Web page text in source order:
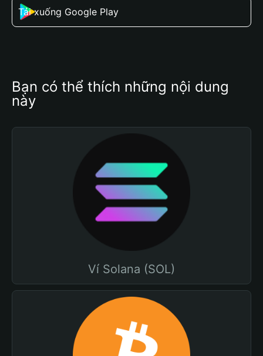
Tải xuống Google Play
Bạn có thể thích những nội dung
này
Ví Solana (SOL)